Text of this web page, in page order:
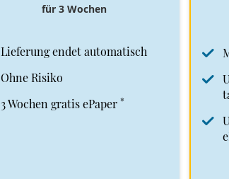
für 3 Wochen
Lieferung endet automatisch
Ohne Risiko
3 Wochen gratis ePaper *